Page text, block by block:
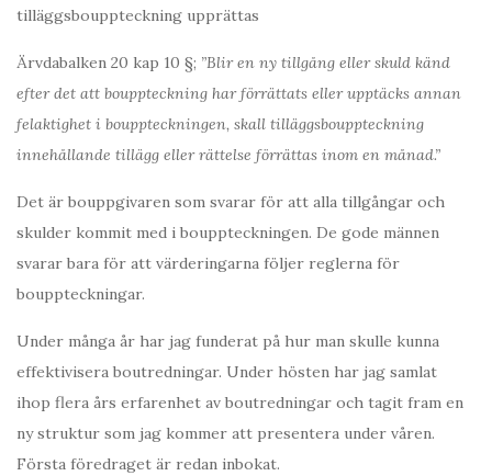
tilläggsbouppteckning upprättas
Ärvdabalken 20 kap 10 §; ”Blir en ny tillgång eller skuld känd
efter det att bouppteckning har förrättats eller upptäcks annan
felaktighet i bouppteckningen, skall tilläggsbouppteckning
innehållande tillägg eller rättelse förrättas inom en månad.”
Det är bouppgivaren som svarar för att alla tillgångar och
skulder kommit med i bouppteckningen. De gode männen
svarar bara för att värderingarna följer reglerna för
bouppteckningar.
Under många år har jag funderat på hur man skulle kunna
effektivisera boutredningar. Under hösten har jag samlat
ihop flera års erfarenhet av boutredningar och tagit fram en
ny struktur som jag kommer att presentera under våren.
Första föredraget är redan inbokat.